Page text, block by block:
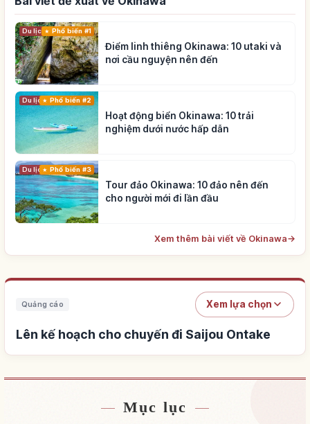
Du lịch Phổ biến #1
Điểm linh thiêng Okinawa: 10 utaki và
nơi cầu nguyện nên đến
Du lịch Phổ biến #2
Hoạt động biển Okinawa: 10 trải
nghiệm dưới nước hấp dẫn
Du lịch Phổ biến #3
Tour đảo Okinawa: 10 đảo nên đến
cho người mới đi lần đầu
Xem thêm bài viết về Okinawa→
Quảng cáo Xem lựa chọn
Lên kế hoạch cho chuyến đi Saijou Ontake
Tìm chỗ ở gần Saijou Ontake
Mục lục